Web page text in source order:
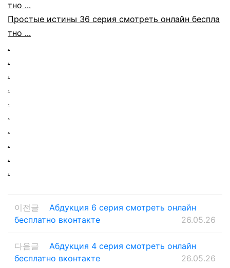
тно ...
Простые истины 36 серия смотреть онлайн беспла
тно ...
.
.
.
.
.
.
.
.
.
.
이전글
Абдукция 6 серия смотреть онлайн
бесплатно вконтакте
26.05.26
다음글
Абдукция 4 серия смотреть онлайн
бесплатно вконтакте
26.05.26